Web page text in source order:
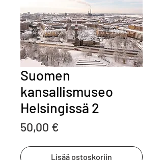
Suomen
kansallismuseo
Helsingissä 2
50,00 €
Lisää ostoskoriin